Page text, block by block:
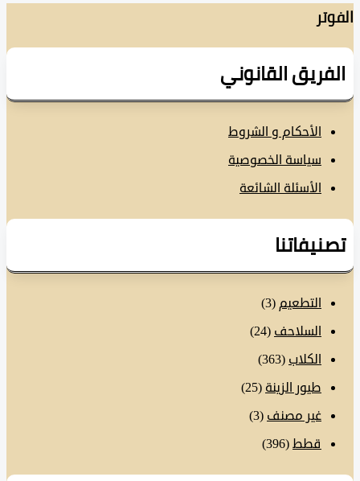
القانوني
الأحكام و الشروط
سياسة الخصوصية
الأسئلة الشائعة
التطعيم(3)
السلاحف(24)
الكلاب(363)
طيور الزينة (25)
غير مصنف(3)
قطط
(396)